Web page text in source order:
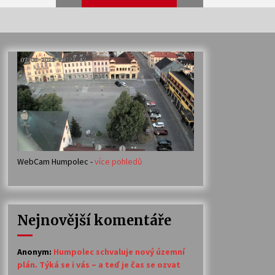
Veselí muzikanti
30. 7. 2026
Votavžatský ploty
23. 7. 2026
14. 7. 2026
30. 6. 2026
WebCam Humpolec -více pohledů
Nejnovější komentáře
Anonym: Humpolec schvaluje nový územní
plán. Týká se i vás – a teď je čas se ozvat